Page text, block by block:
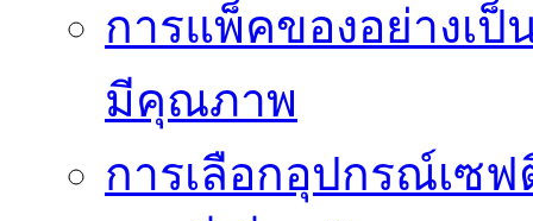
การแพ็คของอย่างเ
มีคุณภาพ
การเลือกอุปกรณ์เซ